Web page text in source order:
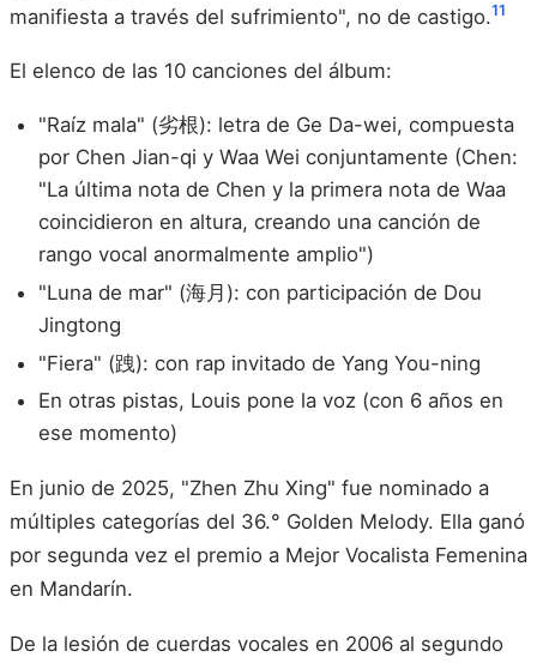
manifiesta a través del sufrimiento", no de castigo.11
El elenco de las 10 canciones del álbum:
"Raíz mala" (劣根): letra de Ge Da-wei, compuesta
por Chen Jian-qi y Waa Wei conjuntamente (Chen:
"La última nota de Chen y la primera nota de Waa
coincidieron en altura, creando una canción de
rango vocal anormalmente amplio")
"Luna de mar" (海月): con participación de Dou
Jingtong
"Fiera" (跩): con rap invitado de Yang You-ning
En otras pistas, Louis pone la voz (con 6 años en
ese momento)
En junio de 2025, "Zhen Zhu Xing" fue nominado a
múltiples categorías del 36.° Golden Melody. Ella ganó
por segunda vez el premio a Mejor Vocalista Femenina
en Mandarín.
De la lesión de cuerdas vocales en 2006 al segundo